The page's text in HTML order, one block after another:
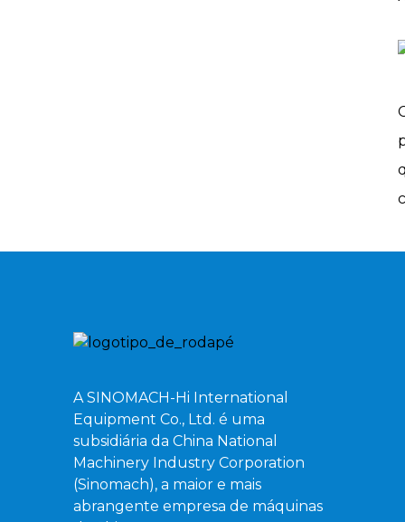
A SINOMACH-Hi International
Equipment Co., Ltd. é uma
subsidiária da China National
Machinery Industry Corporation
(Sinomach), a maior e mais
abrangente empresa de máquinas